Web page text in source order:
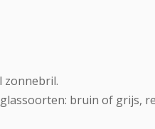
zonnebril.
bruin of grijs,